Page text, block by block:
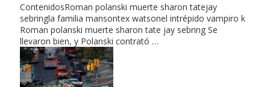
ContenidosRoman polanski muerte sharon tatejay
sebringla familia mansontex watsonel intrépido vampiro k
Roman polanski muerte sharon tate jay sebring Se
llevaron bien, y Polanski contrató …